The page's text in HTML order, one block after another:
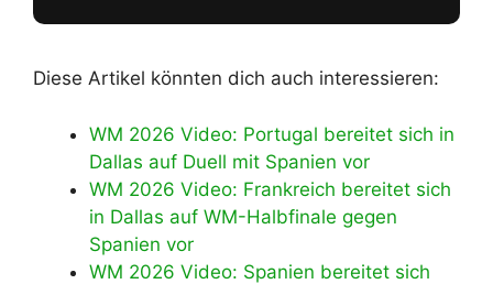
Diese Artikel könnten dich auch interessieren:
WM 2026 Video: Portugal bereitet sich in
Dallas auf Duell mit Spanien vor
WM 2026 Video: Frankreich bereitet sich
in Dallas auf WM-Halbfinale gegen
Spanien vor
WM 2026 Video: Spanien bereitet sich